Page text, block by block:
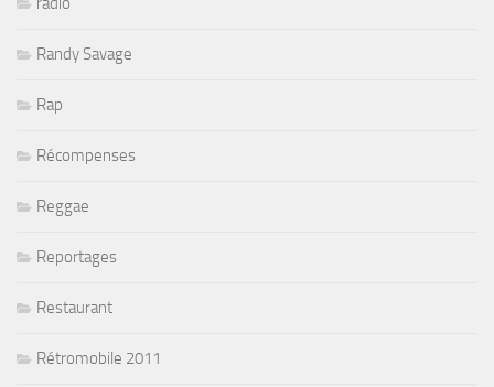
Randy Savage
Rap
Récompenses
Reggae
Reportages
Restaurant
Rétromobile 2011